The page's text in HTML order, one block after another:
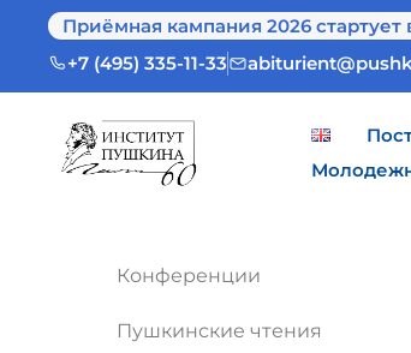
Приёмная кампания 2026
+7 (495) 335-11-33
Конференции
Пушкинские чтения